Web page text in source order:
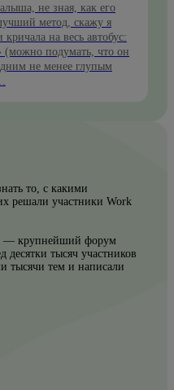
не зная, как его
метод, скажу я
на весь автобус:
(можно подумать, что он
не менее глупым
то, с какими
решали участники Work
— крупнейший форум
тысяч участников
тысячи тем и написали